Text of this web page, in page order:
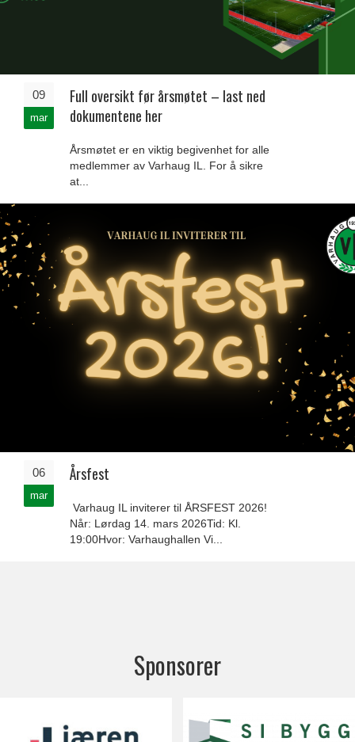
09
mar
Full oversikt før årsmøtet – last ned
dokumentene her
Årsmøtet er en viktig begivenhet for alle
medlemmer av Varhaug IL. For å sikre
at...
06
mar
Årsfest
Varhaug IL inviterer til ÅRSFEST 2026!
Når: Lørdag 14. mars 2026Tid: Kl.
19:00Hvor: Varhaughallen Vi...
Sponsorer